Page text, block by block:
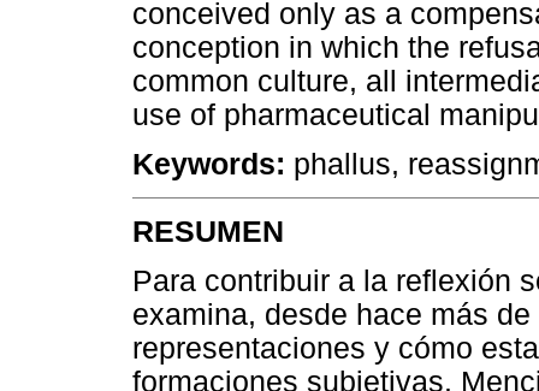
conceived only as a
conception in which the
common culture, all
use of pharmaceutical
Keywords: phallus,
RESUMEN
Para contribuir a la reflexión
examina, desde hace más
representaciones y cómo
formaciones subjetivas.